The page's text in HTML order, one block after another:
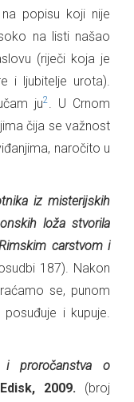
popisu koji nije
na listi našao
(riječi koja je
i ljubitelje urota).
ju2. U Crnom
čija se važnost
naročito u
iz misterijskih
loža stvorila
carstvom i
187). Nakon
se, punom
i kupuje.
i proročanstva o
2009.(broj